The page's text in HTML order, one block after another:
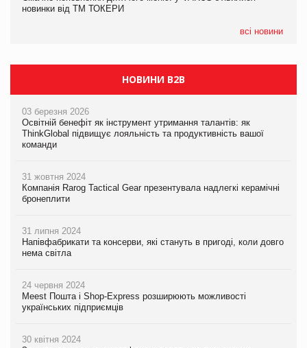
новинки від ТМ ТОКЕРИ
всі новини
новинки від ТМ ТОКЕРИ
НОВИНИ B2B
03 березня 2026
Освітній бенефіт як інструмент утримання талантів: як
ThinkGlobal підвищує лояльність та продуктивність вашої
команди
31 жовтня 2024
Компанія Rarog Tactical Gear презентувала надлегкі керамічні
бронеплити
31 липня 2024
Напівфабрикати та консерви, які стануть в пригоді, коли довго
нема світла
24 червня 2024
Meest Пошта і Shop-Express розширюють можливості
українських підприємців
30 квітня 2024